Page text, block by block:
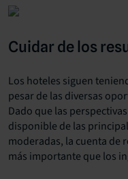
Cuidar de los
Los hoteles siguen
pesar de las diversas
Dado que las
disponible de las
moderadas, la cuenta de
más importante que los